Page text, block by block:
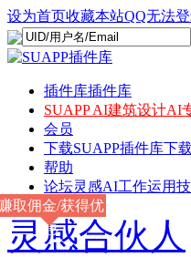
设为首页收藏本站QQ无法
插件库插件库
SUAPP AI建筑设计AI
会员
下载SUAPP插件库下
帮助
论坛灵感AI工作运用
灵感合伙人
取佣金/获得优
惠